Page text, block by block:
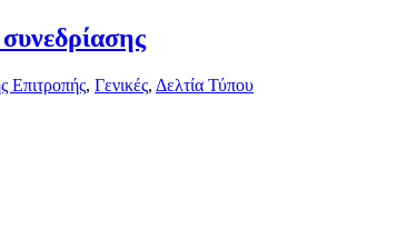
Επιτροπής, Γενικές, Δελτία Τύπου